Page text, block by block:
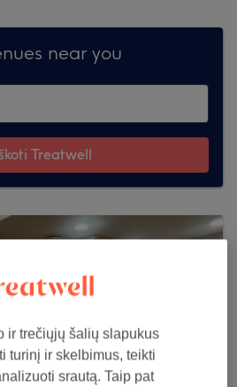
near you
Treatwell
ir trečiųjų šalių slapukus
turinį ir skelbimus, teikti
srautą. Taip pat